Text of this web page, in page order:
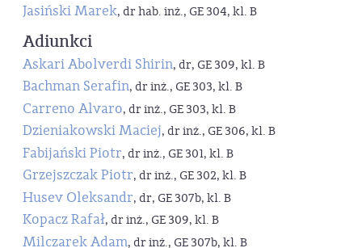
Jasiński Marek, dr hab. inż., GE 304, kl. B
Adiunkci
Askari Abolverdi Shirin, dr, GE 309, kl. B
Bachman Serafin, dr inż., GE 303, kl. B
Carreno Alvaro, dr inż., GE 303, kl. B
Dzieniakowski Maciej, dr inż., GE 306, kl. B
Fabijański Piotr, dr inż., GE 301, kl. B
Grzejszczak Piotr, dr inż., GE 302, kl. B
Husev Oleksandr, dr, GE 307b, kl. B
Kopacz Rafał, dr inż., GE 309, kl. B
Milczarek Adam, dr inż., GE 307b, kl. B